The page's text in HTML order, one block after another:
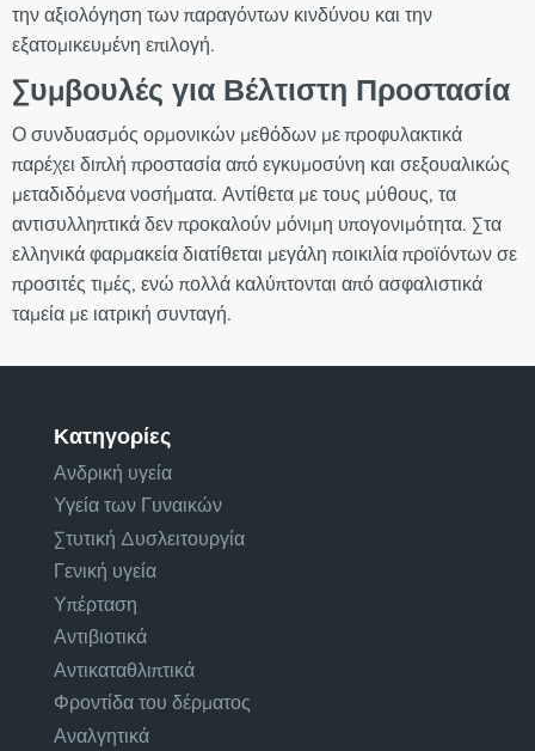
την αξιολόγηση των παραγόντων κινδύνου και την
εξατομικευμένη επιλογή.
Συμβουλές για Βέλτιστη Προστασία
Ο συνδυασμός ορμονικών μεθόδων με προφυλακτικά
παρέχει διπλή προστασία από εγκυμοσύνη και σεξουαλικώς
μεταδιδόμενα νοσήματα. Αντίθετα με τους μύθους, τα
αντισυλληπτικά δεν προκαλούν μόνιμη υπογονιμότητα. Στα
ελληνικά φαρμακεία διατίθεται μεγάλη ποικιλία προϊόντων σε
προσιτές τιμές, ενώ πολλά καλύπτονται από ασφαλιστικά
ταμεία με ιατρική συνταγή.
Κατηγορίες
Ανδρική υγεία
Υγεία των Γυναικών
Στυτική Δυσλειτουργία
Γενική υγεία
Υπέρταση
Αντιβιοτικά
Αντικαταθλιπτικά
Φροντίδα του δέρματος
Αναλγητικά